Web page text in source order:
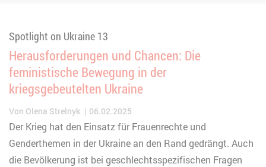
Spotlight on Ukraine 13
Herausforderungen und Chancen: Die
feministische Bewegung in der
kriegsgebeutelten Ukraine
Von Olena Strelnyk 06.02.2025
Der Krieg hat den Einsatz für Frauenrechte und
Genderthemen in der Ukraine an den Rand gedrängt. Auch
die Bevölkerung ist bei geschlechtsspezifischen Fragen